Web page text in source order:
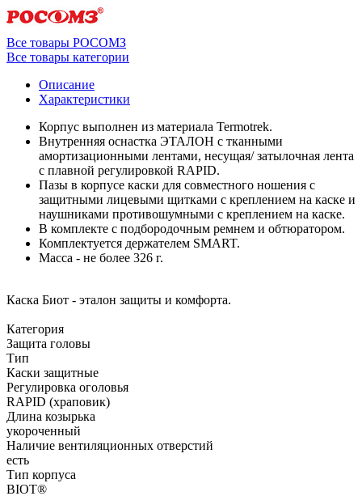
Все товары РОСОМЗ
Все товары категории
Описание
Характеристики
Корпус выполнен из материала Termotrek.
Внутренняя оснастка ЭТАЛОН с тканными
амортизационными лентами, несущая/ затылочная лента
с плавной регулировкой RAPID.
Пазы в корпусе каски для совместного ношения с
защитными лицевыми щитками с креплением на каске и
наушниками противошумными с креплением на каске.
В комплекте с подбородочным ремнем и обтюратором.
Комплектуется держателем SMART.
Масса - не более 326 г.
Каска Биот - эталон защиты и комфорта.
Категория
Защита головы
Тип
Каски защитные
Регулировка оголовья
RAPID (храповик)
Длина козырька
укороченный
Наличие вентиляционных отверстий
есть
Тип корпуса
BIOT®